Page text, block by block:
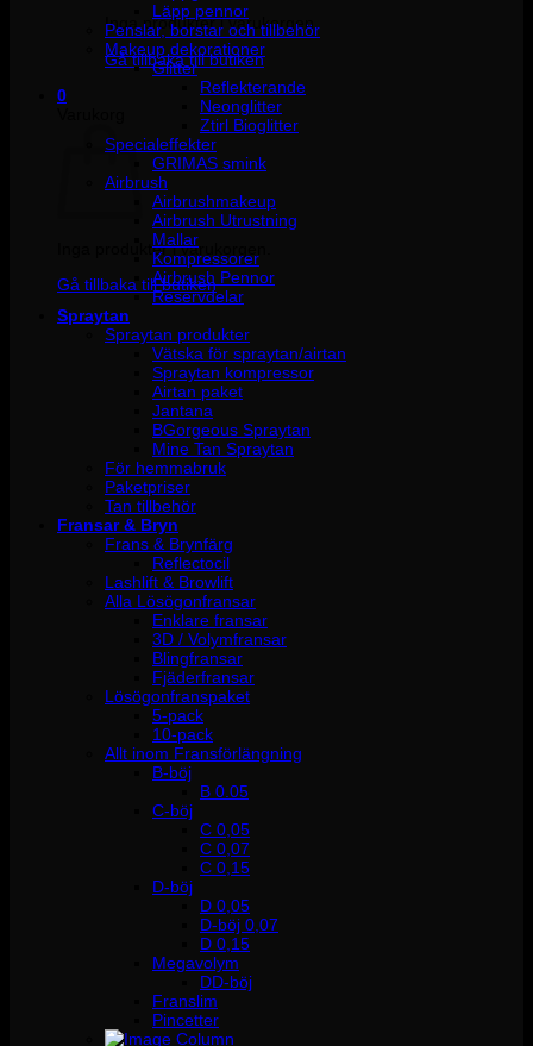
Inga produkter i varukorgen.
Gå tillbaka till butiken
0
Inga produkter i varukorgen.
Gå tillbaka till butiken
Läpp pennor
Penslar, borstar och tillbehör
Makeup dekorationer
Glitter
Reflekterande
Neonglitter
Ztirl Bioglitter
Specialeffekter
GRIMAS smink
Airbrush
Airbrushmakeup
Airbrush Utrustning
Mallar
Kompressorer
Airbrush Pennor
Reservdelar
Spraytan
Spraytan produkter
Vätska för spraytan/airtan
Spraytan kompressor
Airtan paket
Jantana
BGorgeous Spraytan
Mine Tan Spraytan
För hemmabruk
Paketpriser
Tan tillbehör
Fransar & Bryn
Frans & Brynfärg
Reflectocil
Lashlift & Browlift
Alla Lösögonfransar
Enklare fransar
3D / Volymfransar
Blingfransar
Fjäderfransar
Lösögonfranspaket
5-pack
10-pack
Allt inom Fransförlängning
B-böj
B 0.05
C-böj
C 0,05
C 0,07
C 0,15
D-böj
D 0,05
D-böj 0,07
D 0,15
Megavolym
DD-böj
Franslim
Pincetter